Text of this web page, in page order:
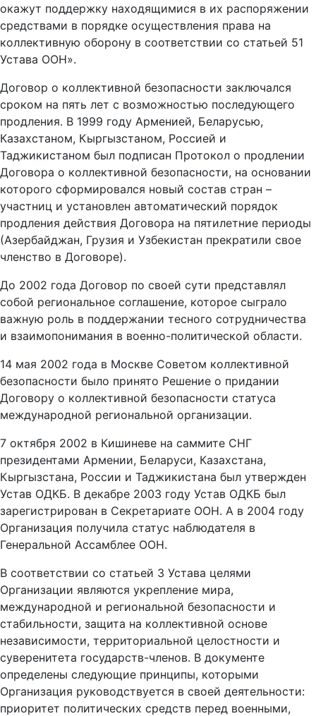
окажут поддержку находящимися в их распоряжении
средствами в порядке осуществления права на
коллективную оборону в соответствии со статьей 51
Устава ООН».
Договор о коллективной безопасности заключался
сроком на пять лет с возможностью последующего
продления. В 1999 году Арменией, Беларусью,
Казахстаном, Кыргызстаном, Россией и
Таджикистаном был подписан Протокол о продлении
Договора о коллективной безопасности, на основании
которого сформировался новый состав стран –
участниц и установлен автоматический порядок
продления действия Договора на пятилетние периоды
(Азербайджан, Грузия и Узбекистан прекратили свое
членство в Договоре).
До 2002 года Договор по своей сути представлял
собой региональное соглашение, которое сыграло
важную роль в поддержании тесного сотрудничества
и взаимопонимания в военно-политической области.
14 мая 2002 года в Москве Советом коллективной
безопасности было принято Решение о придании
Договору о коллективной безопасности статуса
международной региональной организации.
7 октября 2002 в Кишиневе на саммите СНГ
президентами Армении, Беларуси, Казахстана,
Кыргызстана, России и Таджикистана был утвержден
Устав ОДКБ. В декабре 2003 году Устав ОДКБ был
зарегистрирован в Секретариате ООН. А в 2004 году
Организация получила статус наблюдателя в
Генеральной Ассамблее ООН.
В соответствии со статьей 3 Устава целями
Организации являются укрепление мира,
международной и региональной безопасности и
стабильности, защита на коллективной основе
независимости, территориальной целостности и
суверенитета государств-членов. В документе
определены следующие принципы, которыми
Организация руководствуется в своей деятельности:
приоритет политических средств перед военными,